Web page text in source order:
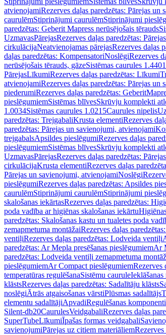
atvienojamiRezerves daļas paredzētas: Pārejas
caurulēmStiprinājumi caurulēmStiprinājumi
paredzētas: Geberit Mapress nerūsējošais tērauds
UzmavasPārejasRezerves daļas paredzētas: Pārejas
cirkulācijaNeatvienojamas pārejasRezerves daļas
daļas paredzētas: KompensatoriNoslēgiRezerves
nerūsējošais tērauds, gāzeSistēmas caurules 1.4401
PārejasLīkumiRezerves daļas paredzētas: Līkumi
atvienojamiRezerves daļas paredzētas: Pārejas
piederumiRezerves daļas paredzētas:
pieslēgumiemSistēmas blīvesSkrūvju komplekti
1.0034Sistēmas caurules 1.0215Caurules nipelis
paredzētas: TrejgabaliKrusta elementiRezerves
paredzētas: Pārejas un savienojumi, atvienojami
trejgabalsApsildes pieslēgumiRezerves daļas
pieslēgumiemSistēmas blīvesSkrūvju komplekti
UzmavasPārejasRezerves daļas paredzētas: Pārejas
cirkulācijaKrusta elementiRezerves daļas
Pārejas un savienojumi, atvienojamiNoslēgi
pieslēgumiRezerves daļas paredzētas: Apsildes
caurulēmStiprinājumi caurulēmStiprinājumi
skalošanas iekārtasRezerves daļas paredzētas:
poda vadība ar higiēnas skalošanas iekārtu
paredzētas: Skalošanas kastu un tualetes poda
zemapmetuma montāžaiRezerves daļas
ventiļiRezerves daļas paredzētas: Lodveida ventiļi
paredzētas: Ar Mepla presēšanas pieslēgumiemAr
paredzētas: Lodveida ventiļi zemapmetuma
pieslēgumiemAr Compact pieslēgumiemRezerves
temperatūras regulēšanaSistēmu cauruleIeklāšanas
klāstsRezerves daļas paredzētas: Sadalītāju klāsts
noslēgiĀtrās atgaisošanas vārstiPlūsmas sadalītājs
elementu sadalītājiApvadiRegulēšanas komponenti
Silent-db20CaurulesVeidgabaliRezerves daļas
SuperTubeLīkumiĪpašas formas veidgabali
savienojumiPārejas uz citiem materiāliem